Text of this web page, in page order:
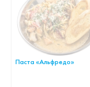
Паста «Альфредо»